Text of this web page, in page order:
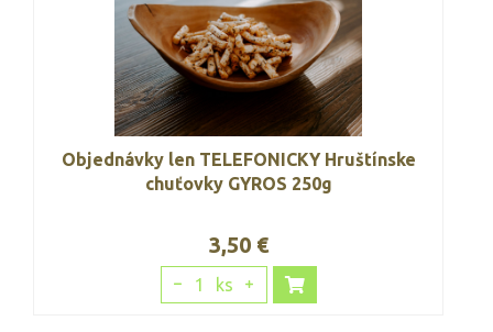
Objednávky len TELEFONICKY Hruštínske
chuťovky GYROS 250g
3,50 €
1 ks